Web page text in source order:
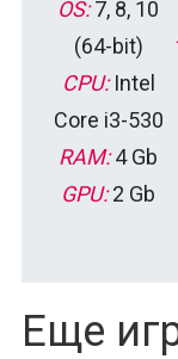
OS:7, 8, 10
(64-bit)
CPU:Intel
Core i3-530
RAM:4 Gb
GPU:2 Gb
Еще